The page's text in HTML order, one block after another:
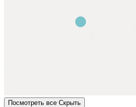
Посмотреть все Cкрыть